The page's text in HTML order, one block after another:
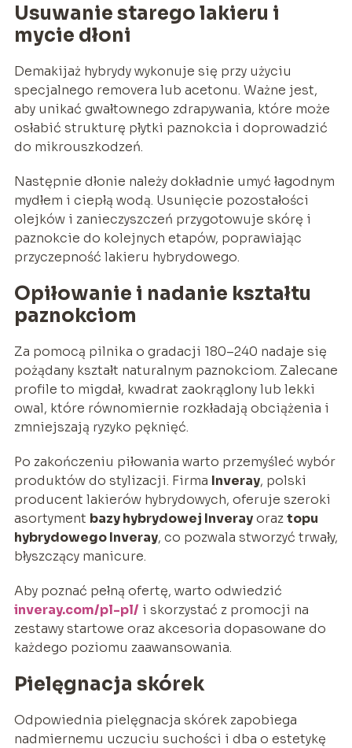
Usuwanie starego lakieru i
mycie dłoni
Demakijaż hybrydy wykonuje się przy użyciu
specjalnego removera lub acetonu. Ważne jest,
aby unikać gwałtownego zdrapywania, które może
osłabić strukturę płytki paznokcia i doprowadzić
do mikrouszkodzeń.
Następnie dłonie należy dokładnie umyć łagodnym
mydłem i ciepłą wodą. Usunięcie pozostałości
olejków i zanieczyszczeń przygotowuje skórę i
paznokcie do kolejnych etapów, poprawiając
przyczepność lakieru hybrydowego.
Opiłowanie i nadanie kształtu
paznokciom
Za pomocą pilnika o gradacji 180–240 nadaje się
pożądany kształt naturalnym paznokciom. Zalecane
profile to migdał, kwadrat zaokrąglony lub lekki
owal, które równomiernie rozkładają obciążenia i
zmniejszają ryzyko pęknięć.
Po zakończeniu piłowania warto przemyśleć wybór
produktów do stylizacji. Firma Inveray, polski
producent lakierów hybrydowych, oferuje szeroki
asortyment bazy hybrydowej Inverayoraztopu
hybrydowego Inveray, co pozwala stworzyć trwały,
błyszczący manicure.
Aby poznać pełną ofertę, warto odwiedzić
inveray.com/pl-pl/ i skorzystać z promocji na
zestawy startowe oraz akcesoria dopasowane do
każdego poziomu zaawansowania.
Pielęgnacja skórek
Odpowiednia pielęgnacja skórek zapobiega
nadmiernemu uczuciu suchości i dba o estetykę